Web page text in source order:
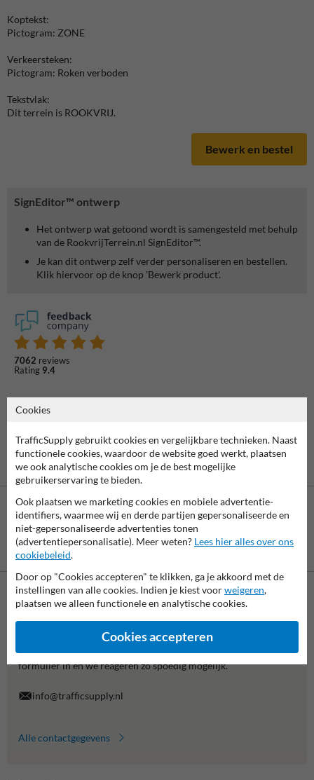
SignEditor™ ontwerp
Het ontwerp wat getoond wordt is samengesteld met behulp
van de RookvrijTerrein.nl SignEditor™.
Je kan dit ontwerp zelf verder personaliseren en bestellen.
Klik hiervoor op de knop 'Bewerk product'.
7062 reviews
Rating 9.4
Koptekst:
Pictogram: ZONE
Verkeersteken:
Pictogram: Roken verboden
Tekstvlak:
Dit terrein is ROOKVRIJ.
Bewerk en bestel
Betaling achteraf
Neem contact met ons op
Vragen? Stuur een e-mail naarinfo@trafficsupply.nlof vul het
formulier in en we reageren zo spoedig mogelijk.
info@trafficsupply.nl
Alle contactgegevens
Cookies
TrafficSupply gebruikt cookies en vergelijkbare technieken. Naast
functionele cookies, waardoor de website goed werkt, plaatsen
we ook analytische cookies om je de best mogelijke
gebruikerservaring te bieden.
Ook plaatsen we marketing cookies en mobiele advertentie-
identifiers, waarmee wij en derde partijen gepersonaliseerde en
niet-gepersonaliseerde advertenties tonen
(advertentiepersonalisatie). Meer weten? Lees hier alles over ons
cookiebeleid.
Door op "Cookies accepteren" te klikken, ga je akkoord met de
instellingen van alle cookies. Indien je kiest voorweigeren,
plaatsen we alleen functionele en analytische cookies.
Cookies accepteren